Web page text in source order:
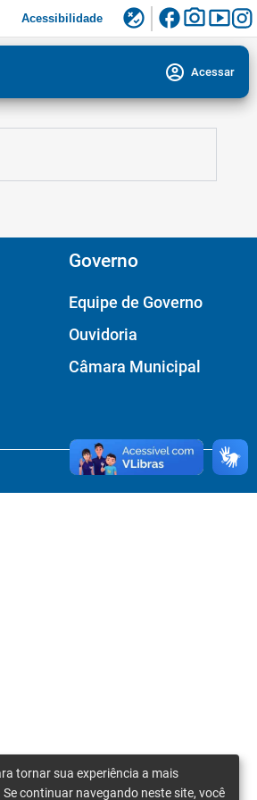
Acessibilidade flaky facebookphoto_camerasmart_display
account_circle Acessar
Governo
Equipe de Governo
Ouvidoria
Câmara Municipal
tornar sua experiência a mais
continuar navegando neste site, você